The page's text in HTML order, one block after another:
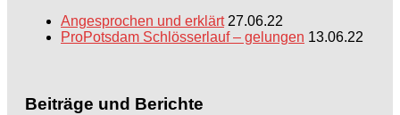
Angesprochen und erklärt 27.06.22
ProPotsdam Schlösserlauf – gelungen 13.06.22
Beiträge und Berichte